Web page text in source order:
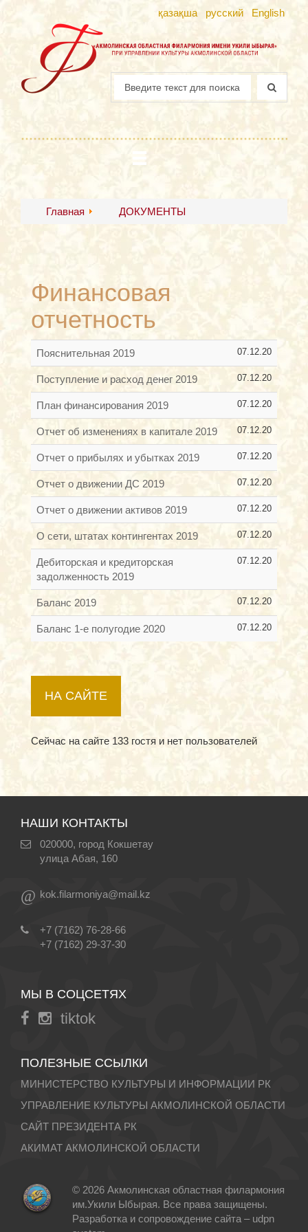
қазақша русский English
Главная ДОКУМЕНТЫ
Финансовая
отчетность
Пояснительная 2019 07.12.20
Поступление и расход денег 2019 07.12.20
План финансирования 2019 07.12.20
Отчет об изменениях в капитале 2019 07.12.20
Отчет о прибылях и убытках 2019 07.12.20
Отчет о движении ДС 2019 07.12.20
Отчет о движении активов 2019 07.12.20
О сети, штатах контингентах 2019 07.12.20
Дебиторская и кредиторская
задолженность 2019
07.12.20
Баланс 2019 07.12.20
Баланс 1-е полугодие 2020 07.12.20
НА САЙТЕ
Сейчас на сайте 133 гостя и нет пользователей
НАШИ КОНТАКТЫ
020000, город Кокшетау
улица Абая, 160
@ kok.filarmoniya@mail.kz
+7 (7162) 76-28-66
+7 (7162) 29-37-30
МЫ В СОЦСЕТЯХ
tiktok
ПОЛЕЗНЫЕ ССЫЛКИ
МИНИСТЕРСТВО КУЛЬТУРЫ И ИНФОРМАЦИИ РК
УПРАВЛЕНИЕ КУЛЬТУРЫ АКМОЛИНСКОЙ ОБЛАСТИ
САЙТ ПРЕЗИДЕНТА РК
АКИМАТ АКМОЛИНСКОЙ ОБЛАСТИ
© 2026 Акмолинская областная филармония
им.Укили Ыбырая. Все права защищены.
Разработка и сопровождение сайта – udpn